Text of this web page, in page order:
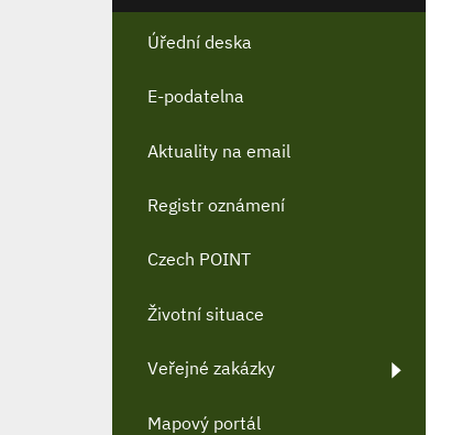
Úřední deska
E-podatelna
Aktuality na email
Registr oznámení
Czech POINT
Životní situace
Veřejné zakázky
Mapový portál